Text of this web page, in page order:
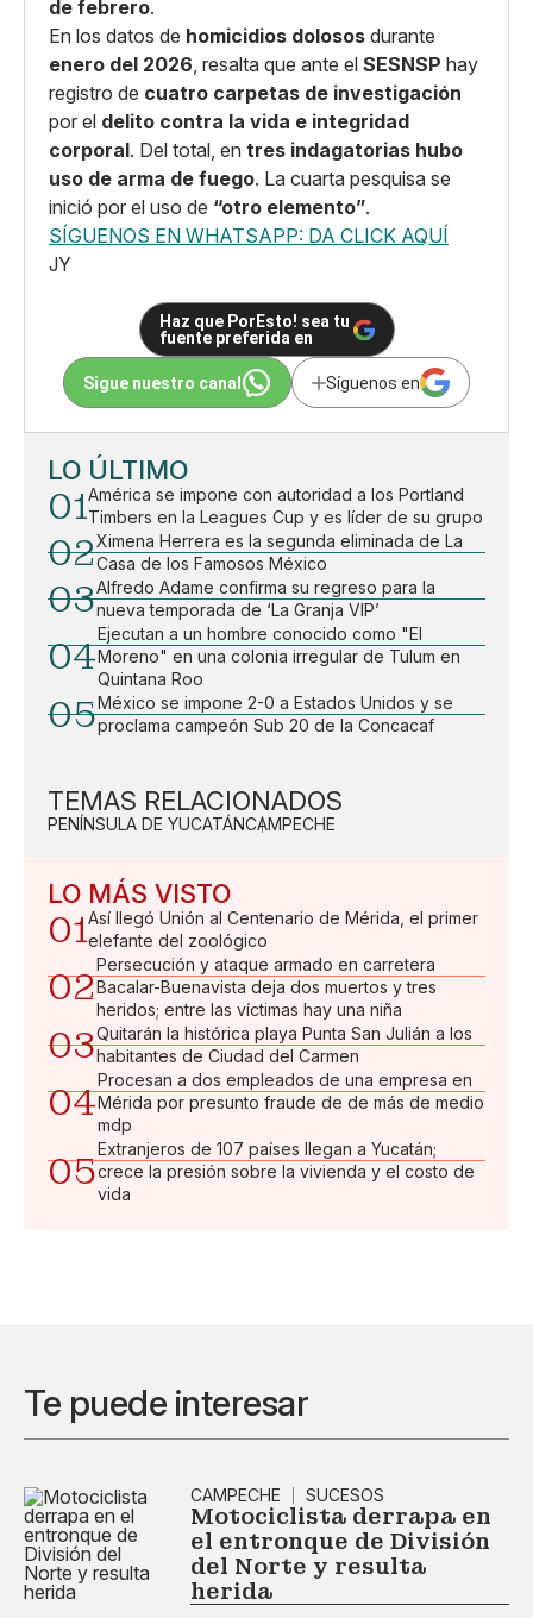
de febrero.
En los datos de homicidios dolosos durante
enero del 2026, resalta que ante el SESNSP hay
registro de cuatro carpetas de investigación
por el delito contra la vida e integridad
corporal. Del total, en tres indagatorias hubo
uso de arma de fuego. La cuarta pesquisa se
inició por el uso de “otro elemento”.
SÍGUENOS EN WHATSAPP: DA CLICK AQUÍ
JY
Haz que PorEsto! sea tu
fuente preferida en
Sigue nuestro canal Síguenos en
LO ÚLTIMO
01América se impone con autoridad a los Portland
Timbers en la Leagues Cup y es líder de su grupo
02Ximena Herrera es la segunda eliminada de La
Casa de los Famosos México
03Alfredo Adame confirma su regreso para la
nueva temporada de ‘La Granja VIP’
04
Ejecutan a un hombre conocido como "El
Moreno" en una colonia irregular de Tulum en
Quintana Roo
05México se impone 2-0 a Estados Unidos y se
proclama campeón Sub 20 de la Concacaf
TEMAS RELACIONADOS
PENÍNSULA DE YUCATÁNCAMPECHE
LO MÁS VISTO
01Así llegó Unión al Centenario de Mérida, el primer
elefante del zoológico
02
Persecución y ataque armado en carretera
Bacalar-Buenavista deja dos muertos y tres
heridos; entre las víctimas hay una niña
03Quitarán la histórica playa Punta San Julián a los
habitantes de Ciudad del Carmen
04
Procesan a dos empleados de una empresa en
Mérida por presunto fraude de de más de medio
mdp
05
Extranjeros de 107 países llegan a Yucatán;
crece la presión sobre la vivienda y el costo de
vida
Te puede interesar
CAMPECHE SUCESOS
Motociclista derrapa en
el entronque de División
del Norte y resulta
herida